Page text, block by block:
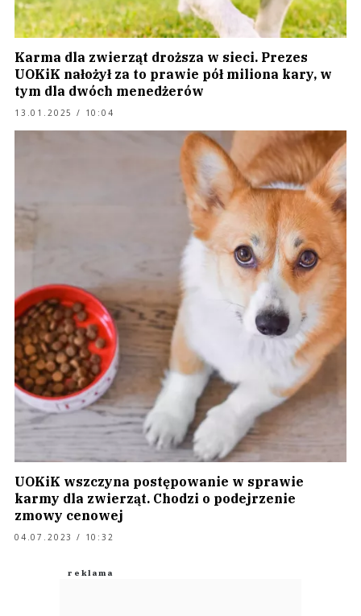
Karma dla zwierząt droższa w sieci. Prezes
UOKiK nałożył za to prawie pół miliona kary, w
tym dla dwóch menedżerów
13.01.2025 / 10:04
UOKiK wszczyna postępowanie w sprawie
karmy dla zwierząt. Chodzi o podejrzenie
zmowy cenowej
04.07.2023 / 10:32